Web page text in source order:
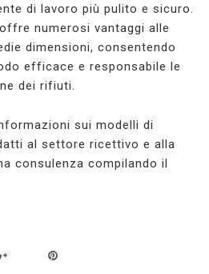
di lavoro più pulito e sicuro.
numerosi vantaggi alle
dimensioni, consentendo
efficace e responsabile le
dei rifiuti.
sui modelli di
al settore ricettivo e alla
consulenza compilando il